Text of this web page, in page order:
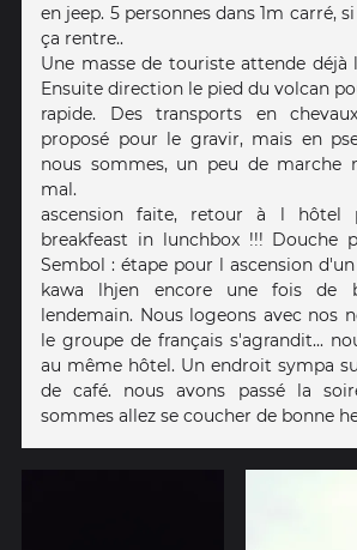
en jeep. 5 personnes dans 1m carré,
ça rentre..
Une masse de touriste attende déjà
Ensuite direction le pied du volcan
rapide. Des transports en
proposé pour le gravir, mais en
nous sommes, un peu de marche
mal.
ascension faite, retour à l hôtel
breakfeast in lunchbox !!! Douche
Sembol : étape pour l ascension
kawa lhjen encore une fois de
lendemain. Nous logeons avec nos
le groupe de français s'agrandit...
au même hôtel. Un endroit sympa
de café. nous avons passé la
sommes allez se coucher de bonne